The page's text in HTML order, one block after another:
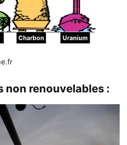
non renouvelables :